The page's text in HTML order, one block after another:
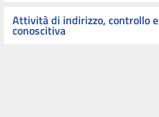
Attività di indirizzo, controllo e
conoscitiva